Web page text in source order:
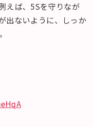
えば、5Sを守りなが
出ないように、しっか